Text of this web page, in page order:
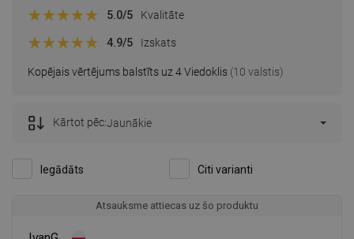
Kopējais vērtējums balstīts uz 4 Viedoklis (10 valstis)
5.0/5 Kvalitāte
4.9/5 Izskats
Iegādāts Citi varianti
Kārtot pēc:Jaunākie
Atsauksme attiecas uz šo produktu